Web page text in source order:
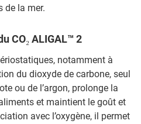
de la mer.
CO₂ ALIGAL™ 2
notamment à
du dioxyde de carbone, seul
ou de l’argon, prolonge la
et maintient le goût et
avec l’oxygène, il permet